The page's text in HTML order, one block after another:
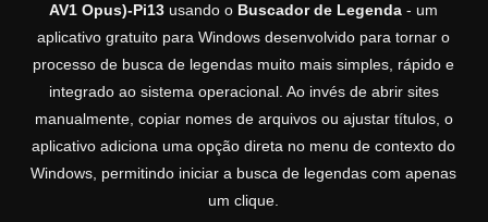
AV1 Opus)-Pi13 usando o Buscador de Legenda - um
aplicativo gratuito para Windows desenvolvido para tornar o
processo de busca de legendas muito mais simples, rápido e
integrado ao sistema operacional. Ao invés de abrir sites
manualmente, copiar nomes de arquivos ou ajustar títulos, o
aplicativo adiciona uma opção direta no menu de contexto do
Windows, permitindo iniciar a busca de legendas com apenas
um clique.